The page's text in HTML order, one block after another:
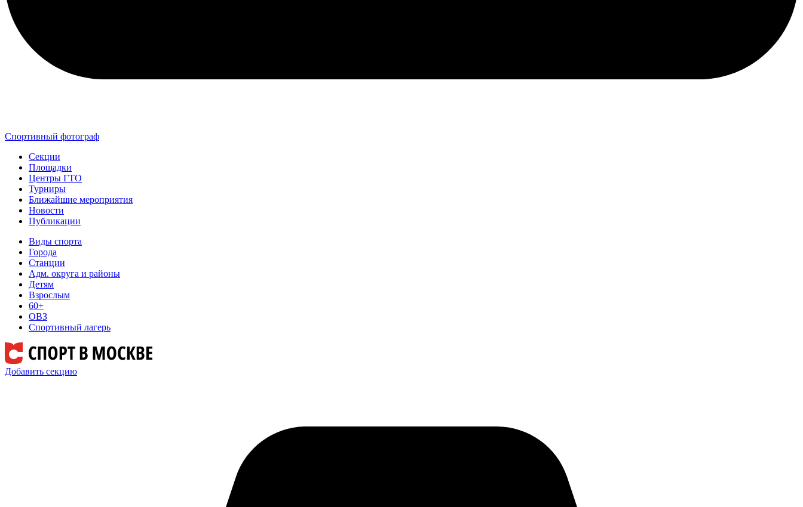
Спортивный фотограф
Секции
Площадки
Центры ГТО
Турниры
Ближайшие мероприятия
Новости
Публикации
Виды спорта
Города
Станции
Адм. округа и районы
Детям
Взрослым
60+
ОВЗ
Спортивный лагерь
Добавить секцию